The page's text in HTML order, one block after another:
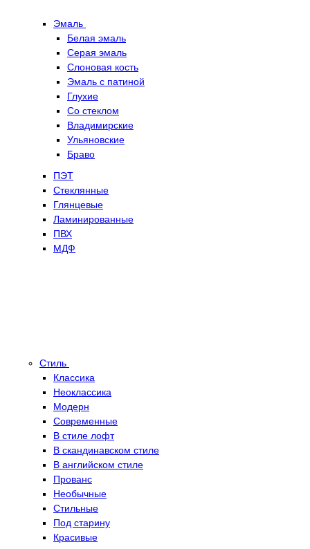
Эмаль
Белая эмаль
Серая эмаль
Слоновая кость
Эмаль с патиной
Глухие
Со стеклом
Владимирские
Ульяновские
Браво
ПЭТ
Стеклянные
Глянцевые
Ламинированные
ПВХ
МДФ
Стиль
Классика
Неоклассика
Модерн
Современные
В стиле лофт
В скандинавском стиле
В английском стиле
Прованс
Необычные
Стильные
Под старину
Красивые